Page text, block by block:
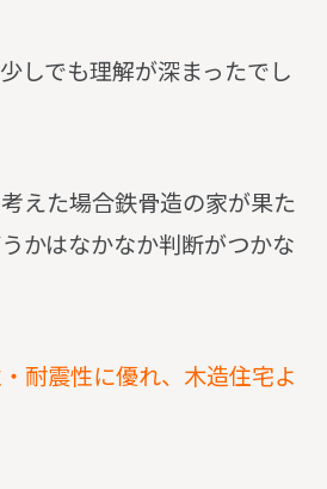
しでも理解が深まったでし
えた場合鉄骨造の家が果た
かはなかなか判断がつかな
耐震性に優れ、木造住宅よ